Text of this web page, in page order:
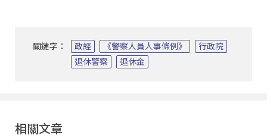
關鍵字： 政經 《警察人員人事條例》
行政院
退休警察
退休金
相關文章